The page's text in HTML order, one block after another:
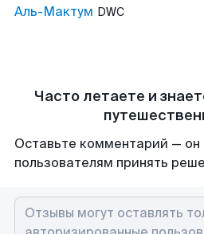
Аль-Мактум DWC
Часто летаете и
Оставьте комментарий —
пользователям принять